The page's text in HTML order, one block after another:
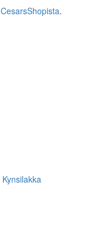
CesarsShopista.
Kynsilakka